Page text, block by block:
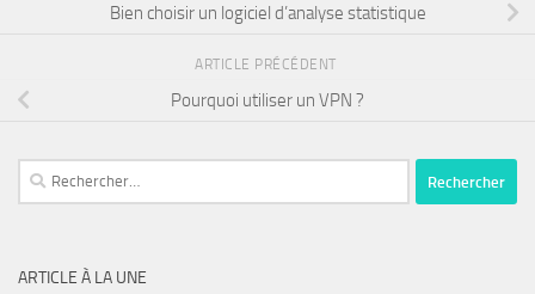
Bien choisir un logiciel d’analyse statistique
ARTICLE PRÉCÉDENT
Pourquoi utiliser un VPN ?
Rechercher :
ARTICLE À LA UNE